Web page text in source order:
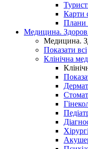
Карти
Плани
Медицина.
Медицина.
Показати всі
Клінічна